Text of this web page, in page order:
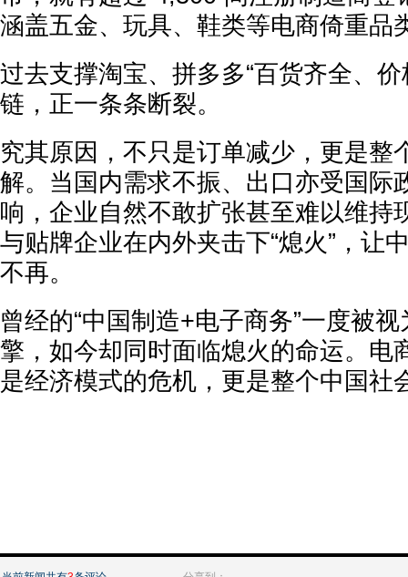
涵盖五金、玩具、鞋类等电商倚重品
过去支撑淘宝、拼多多“百货齐全、
链，正一条条断裂。
究其原因，不只是订单减少，更是整
解。当国内需求不振、出口亦受国际
响，企业自然不敢扩张甚至难以维持
与贴牌企业在内外夹击下“熄火”，让
不再。
曾经的“中国制造+电子商务”一度被
擎，如今却同时面临熄火的命运。电
是经济模式的危机，更是整个中国社